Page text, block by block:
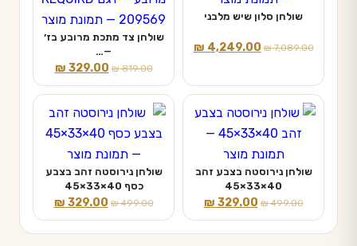
שולחן סלון שיש מלבני
₪7,089.00
המחיר
היה:
₪ 4,249.00
המחיר
הוא:
₪ 4,249.00.
שולחן צד מתכת מרובע בז׳
—…
₪819.00
המחיר
המקורי
₪ 329.00
המחיר
הנוכחי
הוא:
שולחן נירוסטה בצבע זהב
40×33×45
₪499.00
המחיר
המקורי
היה:
₪ 329.00
המחיר
הנוכחי
הוא:
שולחן נירוסטה זהב בצבע
כסף 40×33×45
₪499.00
המחיר
המקורי
היה:
₪ 329.00
המחיר
הנוכחי
הוא: